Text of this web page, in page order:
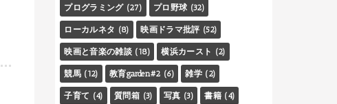
プログラミング (27) プロ野球 (32)
ローカルネタ (8) 映画ドラマ批評 (52)
映画と音楽の雑談 (18) 横浜カースト (2)
競馬 (12) 教育garden#2 (6) 雑学 (2)
子育て (4) 質問箱 (3) 写真 (3) 書籍 (4)